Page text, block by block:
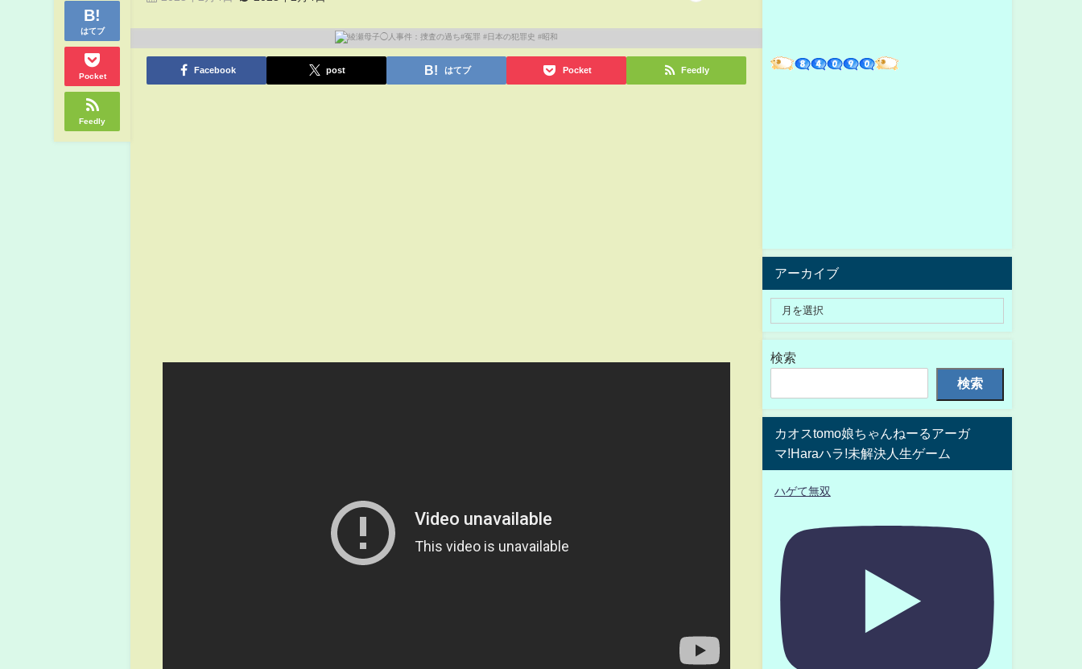
はてブ
Pocket
Feedly
Facebook post はてブ Pocket Feedly
アーカイブ
検索
検索
カオスtomo娘ちゃんねーるアーガ
マ!Haraハラ!未解決人生ゲーム
ハゲて無双